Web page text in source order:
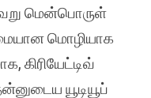
மென்பொருள்
மொழியாக
கிரியேட்டிவ்
யூடியூப்